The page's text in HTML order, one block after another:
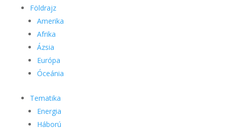
Földrajz
Amerika
Afrika
Ázsia
Európa
Óceánia
Tematika
Energia
Háború